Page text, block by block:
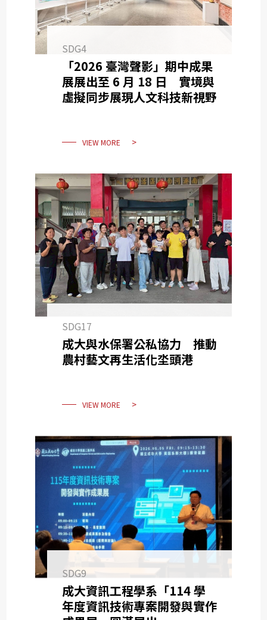
SDG4
「2026 臺灣聲影」期中成果
展展出至 6 月 18 日 實境與
虛擬同步展現人文科技新視野
VIEW MORE
SDG17
成大與水保署公私協力 推動
農村藝文再生活化坔頭港
VIEW MORE
SDG9
成大資訊工程學系「114 學
年度資訊技術專案開發與實作